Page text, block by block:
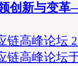
领创新与变
链高峰论坛
链高峰论坛